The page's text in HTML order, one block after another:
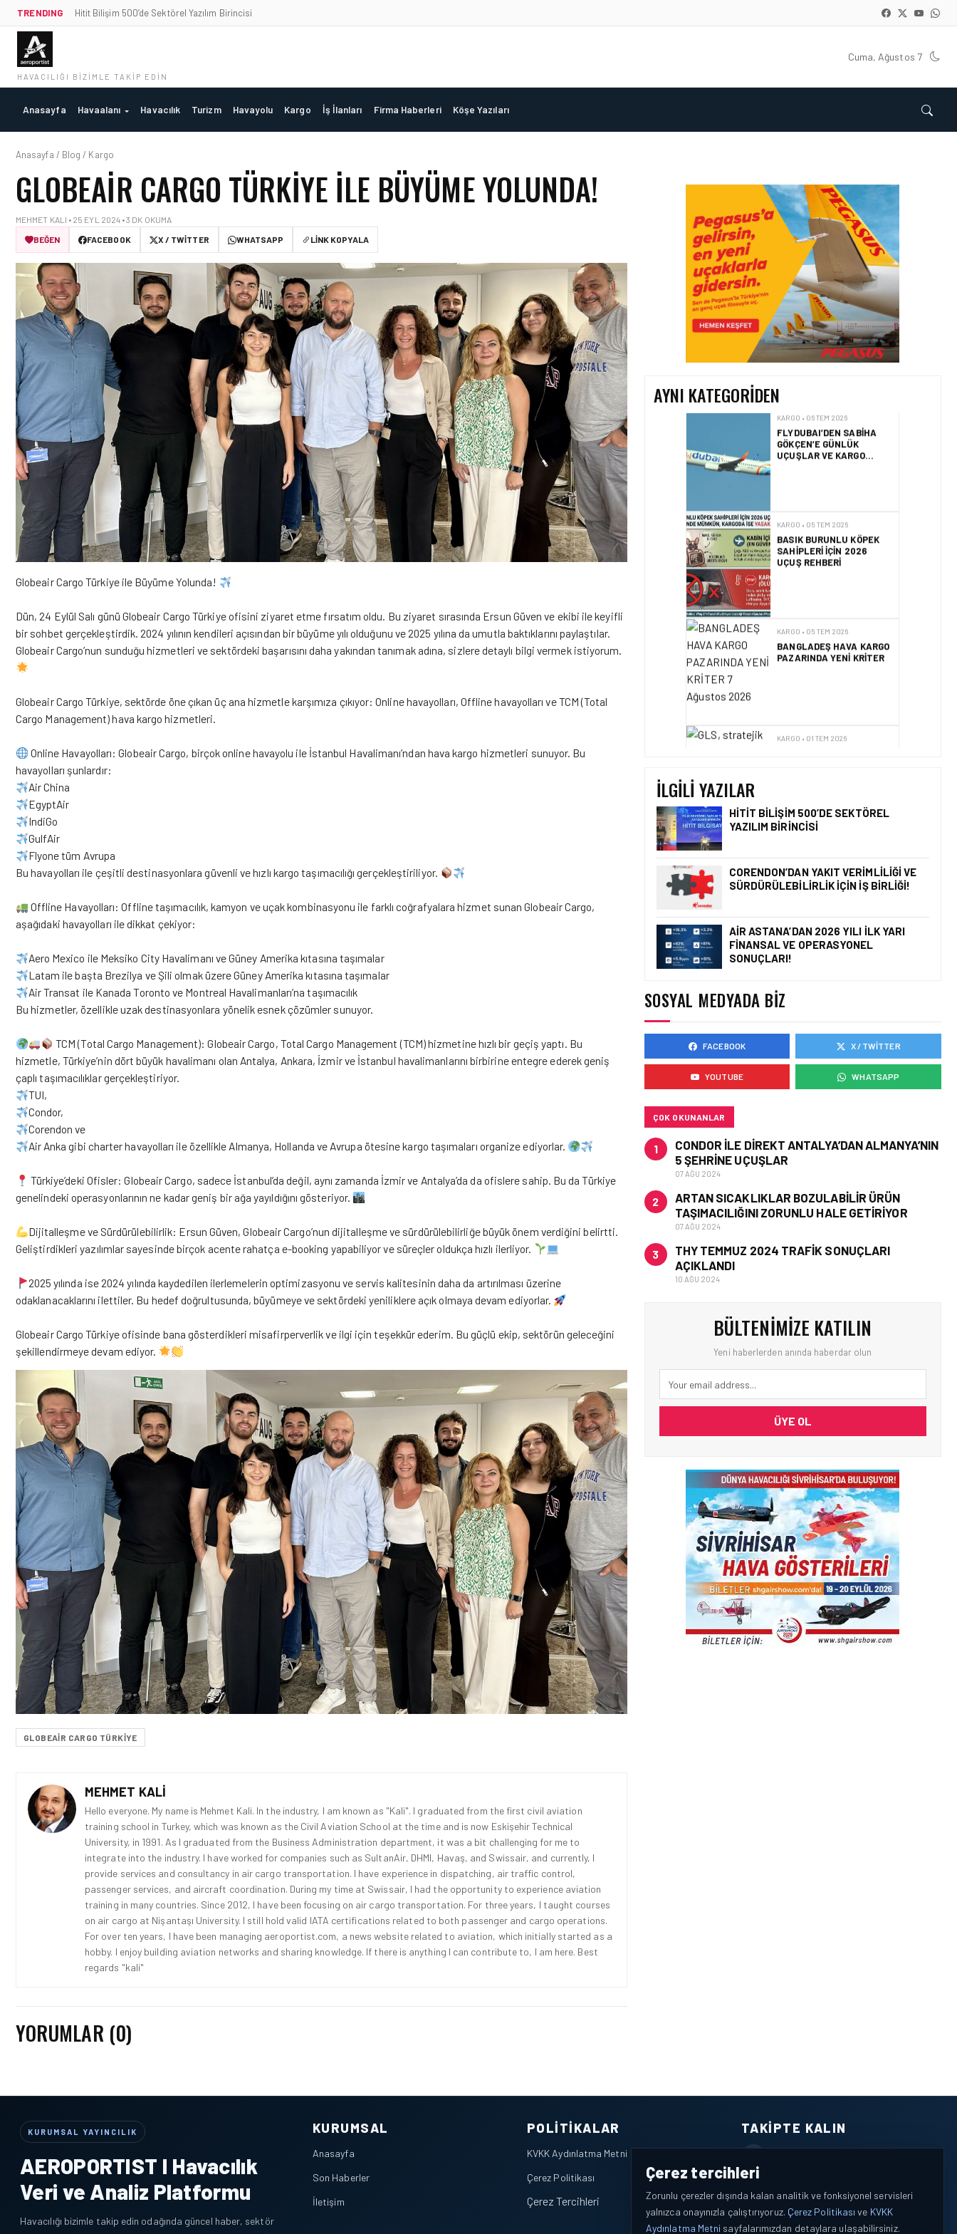
TRENDING Hitit Bilişim 500’de Sektörel Yazılım Birincisi
HAVACILIĞI BIZIMLE TAKIP EDIN
Cuma, Ağustos 7
Anasayfa Havaalanı Havacılık Turizm Havayolu Kargo İş İlanları Firma Haberleri Köşe Yazıları
Anasayfa / Blog / Kargo
GLOBEAIR CARGO TÜRKIYE ILE BÜYÜME YOLUNDA!
MEHMET KALI • 25 EYL 2024 • 3 DK OKUMA
BEĞEN
FACEBOOK X / TWITTER WHATSAPP LINK KOPYALA
Globeair Cargo Türkiye ile Büyüme Yolunda!
Dün, 24 Eylül Salı günü Globeair Cargo Türkiye ofisini ziyaret etme fırsatım oldu. Bu ziyaret sırasında Ersun Güven ve ekibi ile keyifli
bir sohbet gerçekleştirdik. 2024 yılının kendileri açısından bir büyüme yılı olduğunu ve 2025 yılına da umutla baktıklarını paylaştılar.
Globeair Cargo’nun sunduğu hizmetleri ve sektördeki başarısını daha yakından tanımak adına, sizlere detaylı bilgi vermek istiyorum.
Globeair Cargo Türkiye, sektörde öne çıkan üç ana hizmetle karşımıza çıkıyor: Online havayolları, Offline havayolları ve TCM (Total
Cargo Management) hava kargo hizmetleri.
Online Havayolları: Globeair Cargo, birçok online havayolu ile İstanbul Havalimanı’ndan hava kargo hizmetleri sunuyor. Bu
havayolları şunlardır:
Air China
EgyptAir
IndiGo
GulfAir
Flyone tüm Avrupa
Bu havayolları ile çeşitli destinasyonlara güvenli ve hızlı kargo taşımacılığı gerçekleştiriliyor.
Offline Havayolları: Offline taşımacılık, kamyon ve uçak kombinasyonu ile farklı coğrafyalara hizmet sunan Globeair Cargo,
aşağıdaki havayolları ile dikkat çekiyor:
Aero Mexico ile Meksiko City Havalimanı ve Güney Amerika kıtasına taşımalar
Latam ile başta Brezilya ve Şili olmak üzere Güney Amerika kıtasına taşımalar
Air Transat ile Kanada Toronto ve Montreal Havalimanları’na taşımacılık
Bu hizmetler, özellikle uzak destinasyonlara yönelik esnek çözümler sunuyor.
TCM (Total Cargo Management): Globeair Cargo, Total Cargo Management (TCM) hizmetine hızlı bir geçiş yaptı. Bu
hizmetle, Türkiye’nin dört büyük havalimanı olan Antalya, Ankara, İzmir ve İstanbul havalimanlarını birbirine entegre ederek geniş
çaplı taşımacılıklar gerçekleştiriyor.
TUI,
Condor,
Corendon ve
Air Anka gibi charter havayolları ile özellikle Almanya, Hollanda ve Avrupa ötesine kargo taşımaları organize ediyorlar.
Türkiye’deki Ofisler: Globeair Cargo, sadece İstanbul’da değil, aynı zamanda İzmir ve Antalya’da da ofislere sahip. Bu da Türkiye
genelindeki operasyonlarının ne kadar geniş bir ağa yayıldığını gösteriyor.
Dijitalleşme ve Sürdürülebilirlik: Ersun Güven, Globeair Cargo’nun dijitalleşme ve sürdürülebilirliğe büyük önem verdiğini belirtti.
Geliştirdikleri yazılımlar sayesinde birçok acente rahatça e-booking yapabiliyor ve süreçler oldukça hızlı ilerliyor.
2025 yılında ise 2024 yılında kaydedilen ilerlemelerin optimizasyonu ve servis kalitesinin daha da artırılması üzerine
odaklanacaklarını ilettiler. Bu hedef doğrultusunda, büyümeye ve sektördeki yeniliklere açık olmaya devam ediyorlar.
Globeair Cargo Türkiye ofisinde bana gösterdikleri misafirperverlik ve ilgi için teşekkür ederim. Bu güçlü ekip, sektörün geleceğini
şekillendirmeye devam ediyor.
GLOBEAIR CARGO TÜRKIYE
MEHMET KALI
Hello everyone. My name is Mehmet Kali. In the industry, I am known as "Kali". I graduated from the first civil aviation
training school in Turkey, which was known as the Civil Aviation School at the time and is now Eskişehir Technical
University, in 1991. As I graduated from the Business Administration department, it was a bit challenging for me to
integrate into the industry. I have worked for companies such as SultanAir, DHMI, Havaş, and Swissair, and currently, I
provide services and consultancy in air cargo transportation. I have experience in dispatching, air traffic control,
passenger services, and aircraft coordination. During my time at Swissair, I had the opportunity to experience aviation
training in many countries. Since 2012, I have been focusing on air cargo transportation. For three years, I taught courses
on air cargo at Nişantaşı University. I still hold valid IATA certifications related to both passenger and cargo operations.
For over ten years, I have been managing aeroportist.com, a news website related to aviation, which initially started as a
hobby. I enjoy building aviation networks and sharing knowledge. If there is anything I can contribute to, I am here. Best
regards "kali"
YORUMLAR (0)
AYNI KATEGORIDEN
KARGO • 26 TEM 2026
HONG KONG VE ÇIN’DEN
AVRUPA’YA HAVA
KARGODA SERT DÜŞÜŞ
KARGO • 08 TEM 2026
TURHAN ÖZEN SAUDI
CARGO CHIEF
COMMERCIAL OFFICER
OLDU
FLYDUBAI’DEN SABIHA
GÖKÇEN’E GÜNLÜK
UÇUŞLAR VE KARGO
HIZMETI BAŞLADI!
BASIK BURUNLU KÖPEK
SAHIPLERI IÇIN 2026
UÇUŞ REHBERI
BANGLADEŞ HAVA KARGO
PAZARINDA YENI KRITER
KARGODA SERT DÜŞÜŞ
KARGO • 08 TEM 2026
TURHAN ÖZEN SAUDI
OLDU
KARGO • 06 TEM 2026
FLYDUBAI’DEN SABIHA
GÖKÇEN’E GÜNLÜK
UÇUŞLAR VE KARGO
İLGILI YAZILAR
HITIT BILIŞIM 500’DE SEKTÖREL
YAZILIM BIRINCISI
CORENDON’DAN YAKIT VERIMLILIĞI VE
SÜRDÜRÜLEBILIRLIK IÇIN İŞ BIRLIĞI!
AIR ASTANA’DAN 2026 YILI İLK YARI
FINANSAL VE OPERASYONEL
SONUÇLARI!
SOSYAL MEDYADA BIZ
FACEBOOK X / TWITTER
YOUTUBE WHATSAPP
ÇOK OKUNANLAR
1
CONDOR ILE DIREKT ANTALYA’DAN ALMANYA’NIN
5 ŞEHRINE UÇUŞLAR
07 AĞU 2024
2
ARTAN SICAKLIKLAR BOZULABILIR ÜRÜN
TAŞIMACILIĞINI ZORUNLU HALE GETIRIYOR
07 AĞU 2024
3
THY TEMMUZ 2024 TRAFIK SONUÇLARI
AÇIKLANDI
10 AĞU 2024
BÜLTENIMIZE KATILIN
Yeni haberlerden anında haberdar olun
ÜYE OL
KURUMSAL YAYINCILIK
AEROPORTIST I Havacılık
Veri ve Analiz Platformu
Havacılığı bizimle takip edin odağında güncel haber, sektör
KURUMSAL
Anasayfa
Son Haberler
İletişim
POLITIKALAR
KVKK Aydınlatma Metni
Çerez Politikası
Çerez Tercihleri
TAKIPTE KALIN
YouTube
Çerez tercihleri
Zorunlu çerezler dışında kalan analitik ve fonksiyonel servisleri
yalnızca onayınızla çalıştırıyoruz. Çerez Politikası ve KVKK
Aydınlatma Metni sayfalarımızdan detaylara ulaşabilirsiniz.